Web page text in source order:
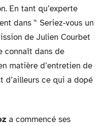
En tant qu’experte
dans ‶ Seriez-vous un
de Julien Courbet
connaît dans de
matière d’entretien de
d’ailleurs ce qui a dopé
a commencé ses